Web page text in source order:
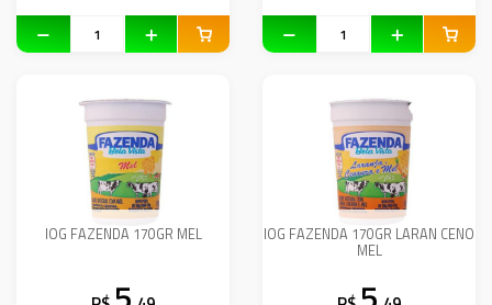
IOG FAZENDA 170GR MEL IOG FAZENDA 170GR LARAN CENO
MEL